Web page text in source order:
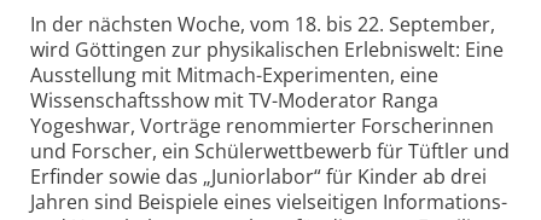
In der nächsten Woche, vom 18. bis 22. September,
wird Göttingen zur physikalischen Erlebniswelt: Eine
Ausstellung mit Mitmach-Experimenten, eine
Wissenschaftsshow mit TV-Moderator Ranga
Yogeshwar, Vorträge renommierter Forscherinnen
und Forscher, ein Schülerwettbewerb für Tüftler und
Erfinder sowie das „Juniorlabor“ für Kinder ab drei
Jahren sind Beispiele eines vielseitigen Informations-